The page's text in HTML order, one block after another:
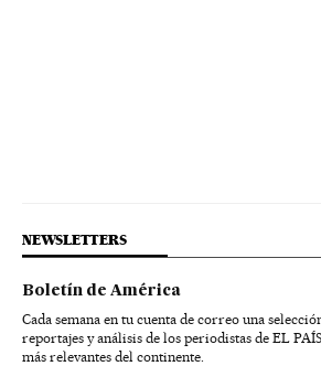
NEWSLETTERS
Boletín de América
Cada semana en tu cuenta de correo una
reportajes y análisis de los periodistas de EL
más relevantes del continente.